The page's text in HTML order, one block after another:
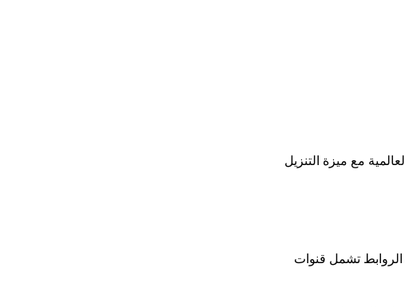
مع ميزة التنزيل
الروابط تشمل قنوات